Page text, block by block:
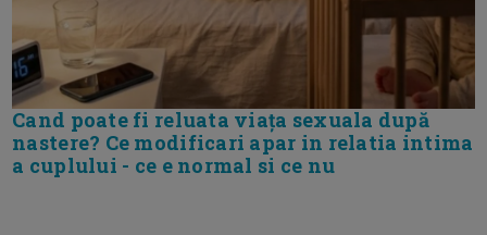
Cand poate fi reluata viața sexuala după
nastere? Ce modificari apar in relatia intima
a cuplului - ce e normal si ce nu